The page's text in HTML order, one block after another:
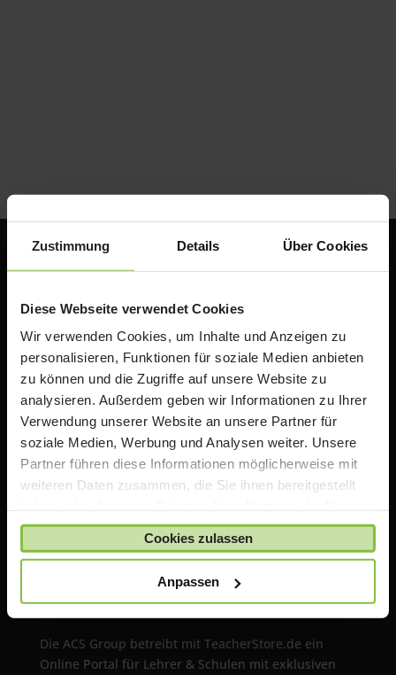
Zustimmung Details Über Cookies
Diese Webseite verwendet Cookies
Wir verwenden Cookies, um Inhalte und Anzeigen zu
personalisieren, Funktionen für soziale Medien anbieten
zu können und die Zugriffe auf unsere Website zu
analysieren. Außerdem geben wir Informationen zu Ihrer
Verwendung unserer Website an unsere Partner für
soziale Medien, Werbung und Analysen weiter. Unsere
Partner führen diese Informationen möglicherweise mit
weiteren Daten zusammen, die Sie ihnen bereitgestellt
gesammelt haben.
Cookies zulassen
Anpassen
ACS Group GmbH
Otto-Hahn-Str. 38a
85521 Ottobrunn / Riemerling
Deutschland
t: +49 (0)89 1893130-10
f: +49 (0)89 1893130-30
Über uns
Die ACS Group betreibt mit TeacherStore.de ein
Online Portal für Lehrer & Schulen mit exklusiven